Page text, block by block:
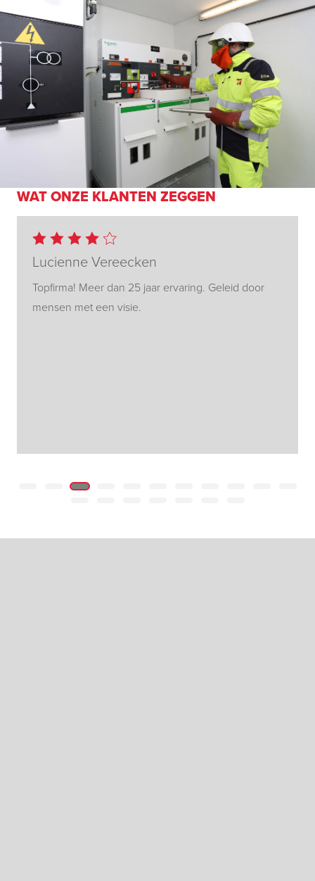
WAT ONZE KLANTEN ZEGGEN
Lucienne Vereecken
Topfirma! Meer dan 25 jaar ervaring. Geleid door
mensen met een visie.